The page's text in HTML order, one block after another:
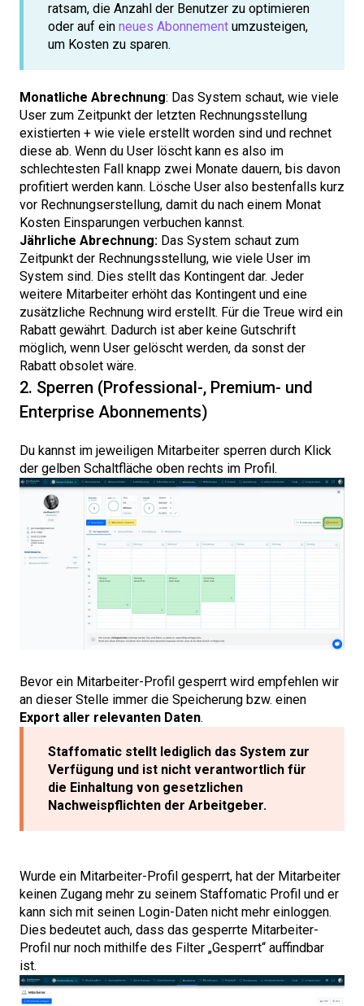
ratsam, die Anzahl der Benutzer zu optimieren
oder auf ein neues Abonnement umzusteigen,
um Kosten zu sparen.
Monatliche Abrechnung: Das System schaut, wie viele
User zum Zeitpunkt der letzten Rechnungsstellung
existierten + wie viele erstellt worden sind und rechnet
diese ab. Wenn du User löscht kann es also im
schlechtesten Fall knapp zwei Monate dauern, bis davon
profitiert werden kann. Lösche User also bestenfalls kurz
vor Rechnungserstellung, damit du nach einem Monat
Kosten Einsparungen verbuchen kannst.
Jährliche Abrechnung: Das System schaut zum
Zeitpunkt der Rechnungsstellung, wie viele User im
System sind. Dies stellt das Kontingent dar. Jeder
weitere Mitarbeiter erhöht das Kontingent und eine
zusätzliche Rechnung wird erstellt. Für die Treue wird ein
Rabatt gewährt. Dadurch ist aber keine Gutschrift
möglich, wenn User gelöscht werden, da sonst der
Rabatt obsolet wäre.
2. Sperren (Professional-, Premium- und
Enterprise Abonnements)
Du kannst im jeweiligen Mitarbeiter sperren durch Klick
der gelben Schaltfläche oben rechts im Profil.
Bevor ein Mitarbeiter-Profil gesperrt wird empfehlen wir
an dieser Stelle immer die Speicherung bzw. einen
Export aller relevanten Daten.
Staffomatic stellt lediglich das System zur
Verfügung und ist nicht verantwortlich für
die Einhaltung von gesetzlichen
Nachweispflichten der Arbeitgeber.
Wurde ein Mitarbeiter-Profil gesperrt, hat der Mitarbeiter
keinen Zugang mehr zu seinem Staffomatic Profil und er
kann sich mit seinen Login-Daten nicht mehr einloggen.
Dies bedeutet auch, dass das gesperrte Mitarbeiter-
Profil nur noch mithilfe des Filter „Gesperrt“ auffindbar
ist.